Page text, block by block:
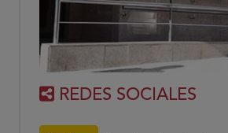
REDES SOCIALES